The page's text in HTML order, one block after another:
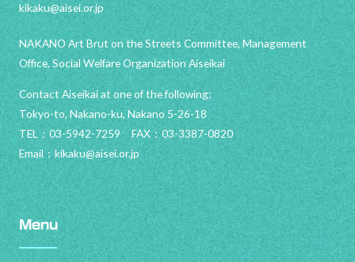
kikaku@aisei.or.jp
NAKANO Art Brut on the Streets Committee, Management
Office, Social Welfare Organization Aiseikai
Contact Aiseikai at one of the following:
Tokyo-to, Nakano-ku, Nakano 5-26-18
TEL：03-5942-7259 FAX：03-3387-0820
Email： kikaku@aisei.or.jp
Menu